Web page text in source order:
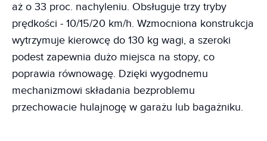
aż o 33 proc. nachyleniu. Obsługuje trzy tryby
prędkości - 10/15/20 km/h. Wzmocniona konstrukcja
wytrzymuje kierowcę do 130 kg wagi, a szeroki
podest zapewnia dużo miejsca na stopy, co
poprawia równowagę. Dzięki wygodnemu
mechanizmowi składania bezproblemu
przechowacie hulajnogę w garażu lub bagażniku.